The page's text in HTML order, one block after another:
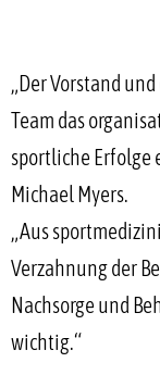
„Der Vorstand
Team das
sportliche Erfolge
Michael Myers.
„Aus
Verzahnung der
Nachsorge und
wichtig.“